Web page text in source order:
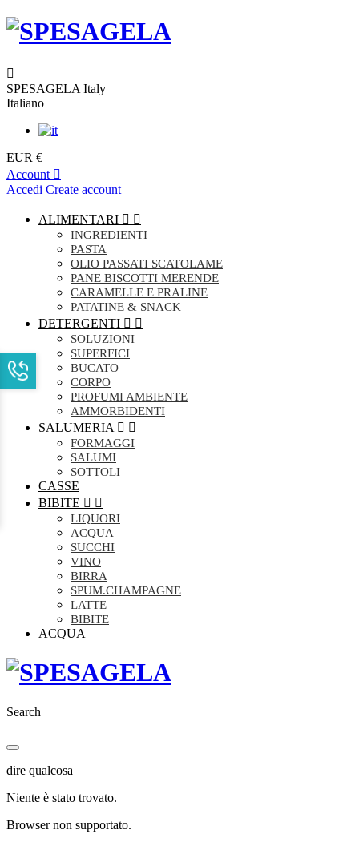
SPESAGELA Italy
Italiano
EUR €
Account
Accedi Create account
ALIMENTARI  
INGREDIENTI
PASTA
OLIO PASSATI SCATOLAME
PANE BISCOTTI MERENDE
CARAMELLE E PRALINE
PATATINE & SNACK
DETERGENTI  
SOLUZIONI
SUPERFICI
BUCATO
CORPO
PROFUMI AMBIENTE
AMMORBIDENTI
SALUMERIA  
FORMAGGI
SALUMI
SOTTOLI
CASSE
BIBITE  
LIQUORI
ACQUA
SUCCHI
VINO
BIRRA
SPUM.CHAMPAGNE
LATTE
BIBITE
ACQUA
Search
dire qualcosa
Niente è stato trovato.
Browser non supportato.